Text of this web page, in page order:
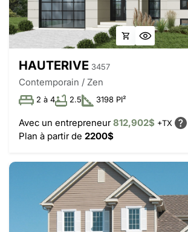
HAUTERIVE 3457
Contemporain / Zen
2 à 4 2.5 3198 PI²
Avec un entrepreneur812,902$ +TX
Plan à partir de 2200$